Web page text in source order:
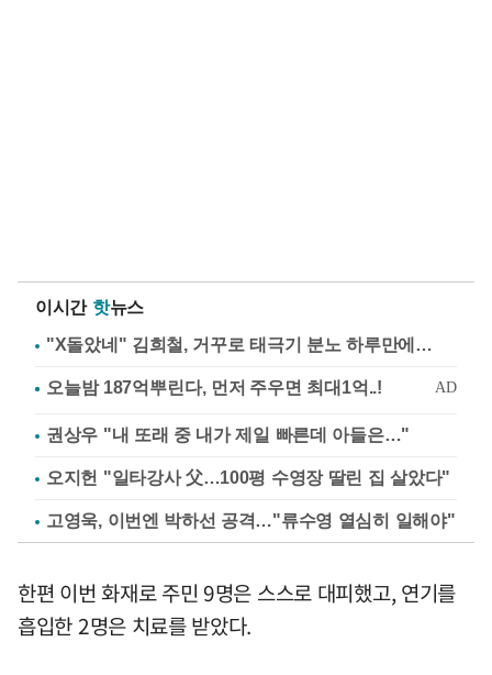
이시간 핫뉴스
"X돌았네" 김희철, 거꾸로 태극기 분노 하루만에…
권상우 "내 또래 중 내가 제일 빠른데 아들은…"
오지헌 "일타강사 父…100평 수영장 딸린 집 살았다"
고영욱, 이번엔 박하선 공격…"류수영 열심히 일해야"
한편 이번 화재로 주민 9명은 스스로 대피했고, 연기를
흡입한 2명은 치료를 받았다.